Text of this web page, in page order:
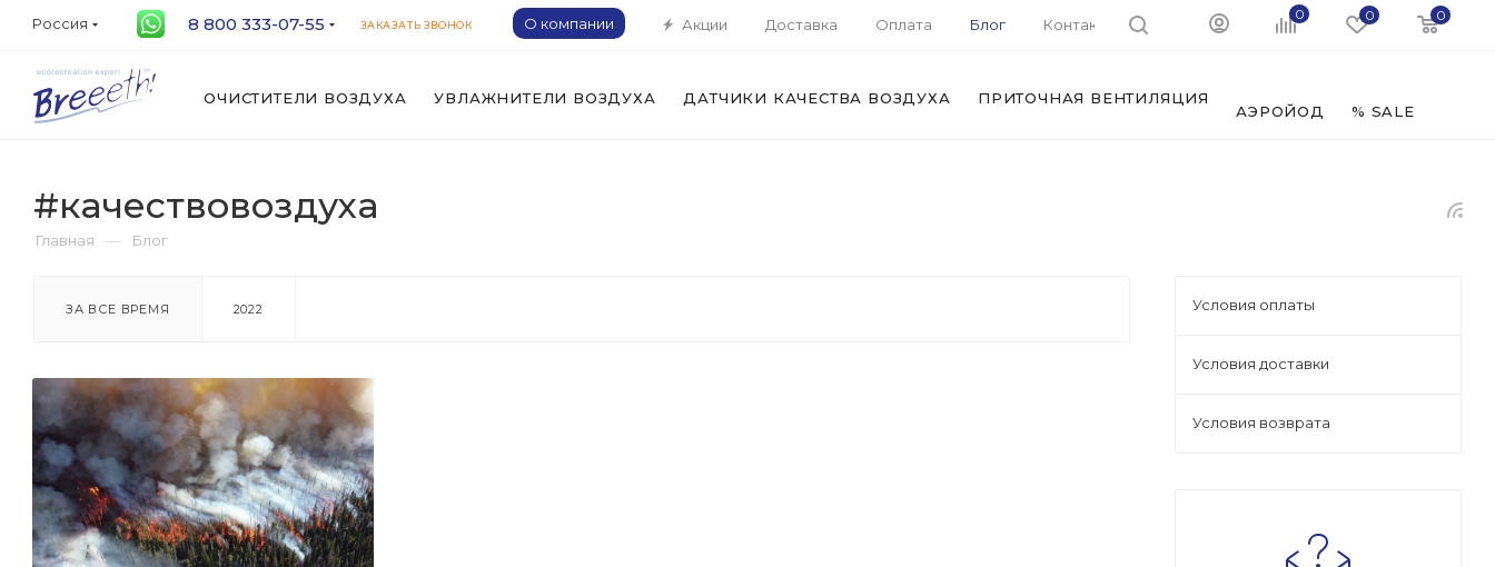
Россия 8 800 333-07-55 ЗАКАЗАТЬ ЗВОНОК О компании Акции Доставка Оплата Блог Контакты
0 0 0
ОЧИСТИТЕЛИ ВОЗДУХА УВЛАЖНИТЕЛИ ВОЗДУХА ДАТЧИКИ КАЧЕСТВА ВОЗДУХА ПРИТОЧНАЯ ВЕНТИЛЯЦИЯ
АЭРОЙОД % SALE
#качествовоздуха
Главная — Блог
ЗА ВСЕ ВРЕМЯ 2022 Условия оплаты
Условия доставки
Условия возврата